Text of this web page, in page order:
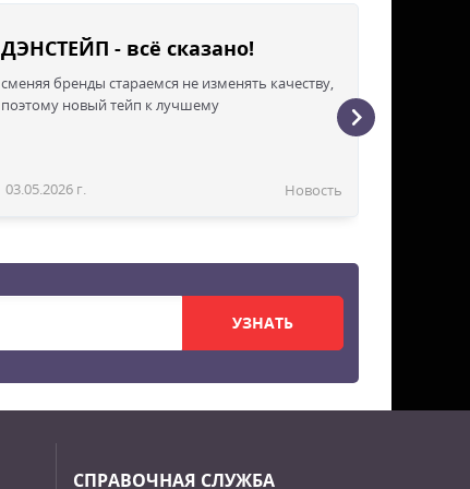
ДЭНСТЕЙП - всё сказано!
сменяя бренды стараемся не изменять качеству,
поэтому новый тейп к лучшему
03.05.2026 г. Новость
УЗНАТЬ
СПРАВОЧНАЯ СЛУЖБА